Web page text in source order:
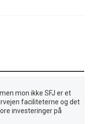
mon ikke SFJ er et
faciliteterne og det
investeringer på